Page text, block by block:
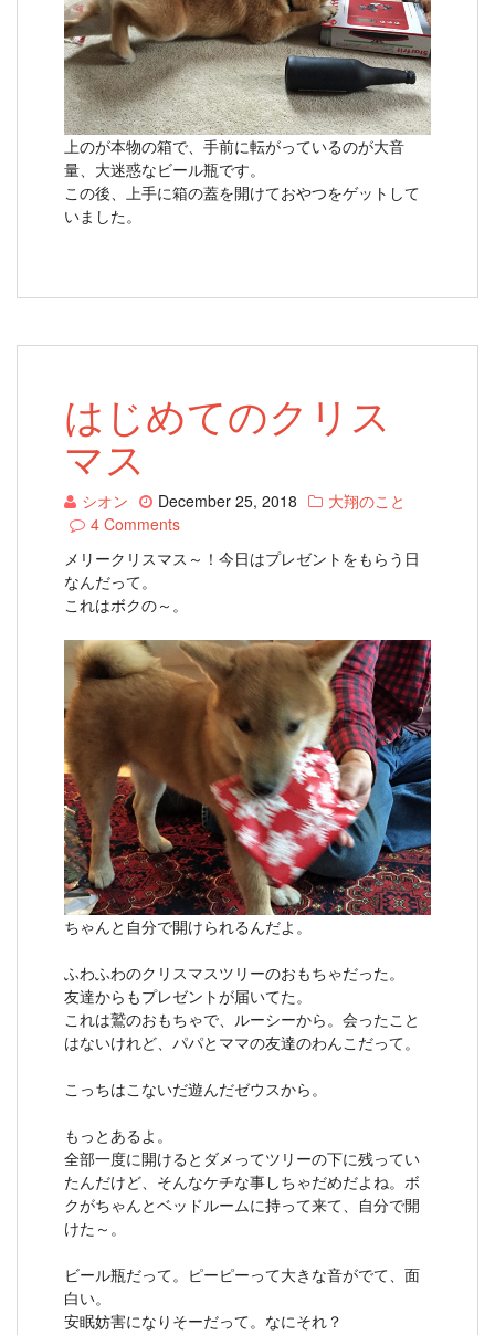
上のが本物の箱で、手前に転がっているのが大音
量、大迷惑なビール瓶です。
この後、上手に箱の蓋を開けておやつをゲットして
いました。
はじめてのクリス
マス
シオン December 25, 2018
大翔のこと
4 Comments
メリークリスマス～！今日はプレゼントをもらう日
なんだって。
これはボクの～。
ちゃんと自分で開けられるんだよ。
ふわふわのクリスマスツリーのおもちゃだった。
友達からもプレゼントが届いてた。
これは鷲のおもちゃで、ルーシーから。会ったこと
はないけれど、パパとママの友達のわんこだって。
こっちはこないだ遊んだゼウスから。
もっとあるよ。
全部一度に開けるとダメってツリーの下に残ってい
たんだけど、そんなケチな事しちゃだめだよね。ボ
クがちゃんとベッドルームに持って来て、自分で開
けた～。
ビール瓶だって。ピーピーって大きな音がでて、面
白い。
安眠妨害になりそーだって。なにそれ？